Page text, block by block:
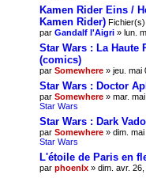
Kamen Rider Eins /
Kamen Rider)
par Gandalf l'Aigri » lun.
Star Wars : La Haute
(comics)
par Somewhere » jeu. mai
Star Wars : Doctor
par Somewhere » mar.
Star Wars
Star Wars : Dark
par Somewhere » dim.
Star Wars
L'étoile de Paris en
par phoenlx » dim. avr.